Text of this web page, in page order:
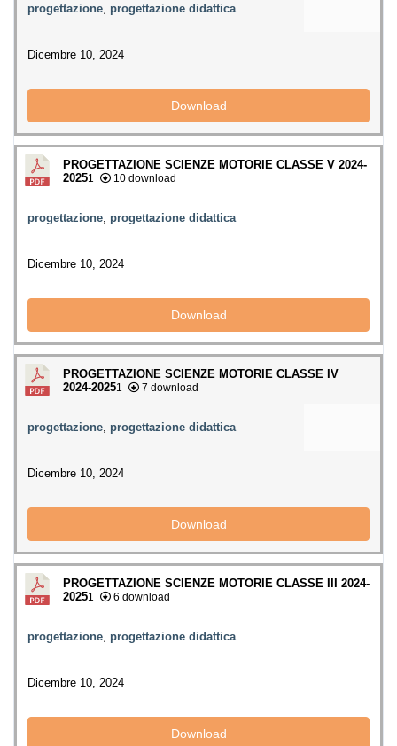
progettazione progettazione didattica
Dicembre 10, 2024
Download
PROGETTAZIONE SCIENZE MOTORIE CLASSE V 2024-
20251 10 download
progettazione progettazione didattica
Dicembre 10, 2024
Download
PROGETTAZIONE SCIENZE MOTORIE CLASSE IV
2024-20251 7 download
progettazione progettazione didattica
Dicembre 10, 2024
Download
PROGETTAZIONE SCIENZE MOTORIE CLASSE III 2024-
20251 6 download
progettazione progettazione didattica
Dicembre 10, 2024
Download